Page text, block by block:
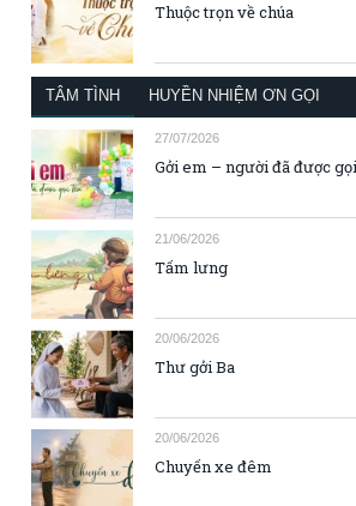
Thuộc trọn về chúa
TÂM TÌNH HUYỀN NHIỆM ƠN GỌI
27/07/2026
Gởi em – người đã được
21/06/2026
Tấm lưng
20/06/2026
Thư gởi Ba
20/06/2026
Chuyến xe đêm